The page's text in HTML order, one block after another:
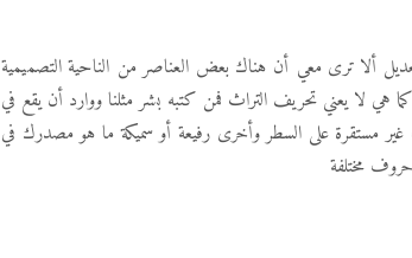
ألا ترى معي أن هناك بعض العناصر من الناحية التصميمية
هي لا يعني تحريف التراث فمن كتبه بشر مثلنا ووارد أن يقع في
مستقرة على السطر وأخرى رفيعة أو سميكة ما هو مصدرك في
مختلفة